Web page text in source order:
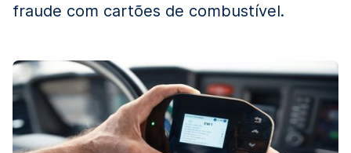
fraude com cartões de combustível.